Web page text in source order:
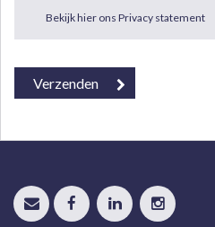
Bekijk hier ons Privacy statement